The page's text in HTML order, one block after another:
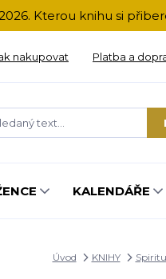
Kterou knihu si
nakupovat Platba a
KALENDÁŘE
Úvod KNIHY